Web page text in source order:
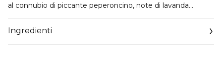
al connubio di piccante peperoncino, note di lavanda
CONSIGLI DI UTILIZZO
Ingredienti